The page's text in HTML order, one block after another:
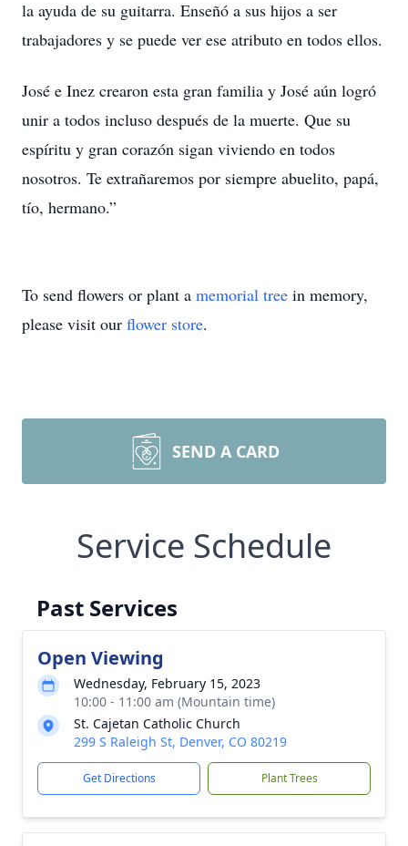
la ayuda de su guitarra. Enseñó a sus hijos a ser
trabajadores y se puede ver ese atributo en todos ellos.
José e Inez crearon esta gran familia y José aún logró
unir a todos incluso después de la muerte. Que su
espíritu y gran corazón sigan viviendo en todos
nosotros. Te extrañaremos por siempre abuelito, papá,
tío, hermano.”
To send flowers or plant a memorial tree in memory,
please visit our flower store.
SEND A CARD
Service Schedule
Past Services
Open Viewing
Wednesday, February 15, 2023
10:00 - 11:00 am (Mountain time)
St. Cajetan Catholic Church
299 S Raleigh St, Denver, CO 80219
Get Directions Plant Trees